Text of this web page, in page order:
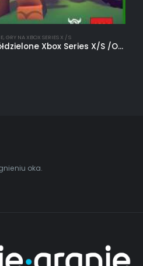
, GRY NA XBOX SERIES X / S
Lego Brawls Konto Współdzielone Xbox Series X/S /One
oka.